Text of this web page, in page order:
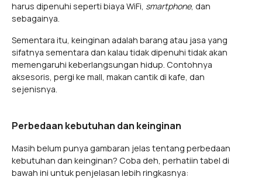
harus dipenuhi seperti biaya WiFi, smartphone, dan
sebagainya.
Sementara itu, keinginan adalah barang atau jasa yang
sifatnya sementara dan kalau tidak dipenuhi tidak akan
memengaruhi keberlangsungan hidup. Contohnya
aksesoris, pergi ke mall, makan cantik di kafe, dan
sejenisnya.
Perbedaan kebutuhan dan keinginan
Masih belum punya gambaran jelas tentang perbedaan
kebutuhan dan keinginan? Coba deh, perhatiin tabel di
bawah ini untuk penjelasan lebih ringkasnya: